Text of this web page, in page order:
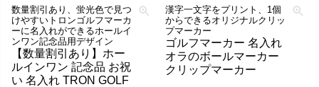
数量割引あり、蛍光色で見つ
けやすいトロンゴルフマーカ
ーに名入れができるホールイ
ンワン記念品用デザイン
【数量割引あり】ホー
ルインワン 記念品 お祝
い 名入れ TRON GOLF
漢字一文字をプリント、1個
からできるオリジナルクリッ
プマーカー
ゴルフマーカー 名入れ
オラのボールマーカー
クリップマーカー